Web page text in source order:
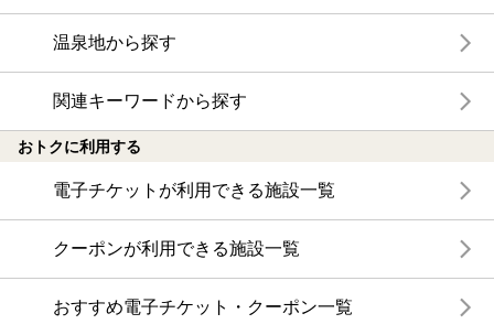
温泉地から探す
関連キーワードから探す
おトクに利用する
電子チケットが利用できる施設一覧
クーポンが利用できる施設一覧
おすすめ電子チケット・クーポン一覧